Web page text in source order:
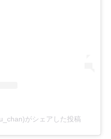
がシェアした投稿